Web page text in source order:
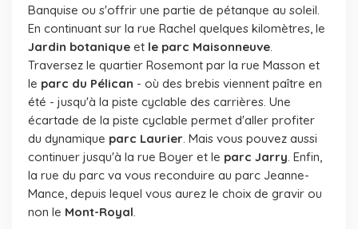
Banquise ou s'offrir une partie de pétanque au soleil.
En continuant sur la rue Rachel quelques kilomètres, le
Jardin botanique et le parc Maisonneuve.
Traversez le quartier Rosemont par la rue Masson et
le parc du Pélican - où des brebis viennent paître en
été - jusqu'à la piste cyclable des carrières. Une
écartade de la piste cyclable permet d'aller profiter
du dynamique parc Laurier. Mais vous pouvez aussi
continuer jusqu'à la rue Boyer et le parc Jarry. Enfin,
la rue du parc va vous reconduire au parc Jeanne-
Mance, depuis lequel vous aurez le choix de gravir ou
non le Mont-Royal.